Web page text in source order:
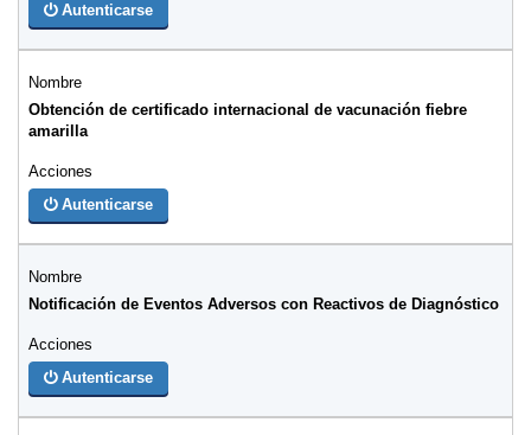
Autenticarse
Obtención de certificado internacional de vacunación fiebre
amarilla
Autenticarse
Notificación de Eventos Adversos con Reactivos de Diagnóstico
Autenticarse